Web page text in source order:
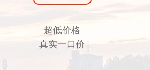
超低价格
真实一口价